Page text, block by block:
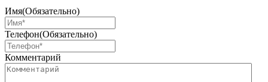
Имя(Обязательно)
Телефон(Обязательно)
Комментарий